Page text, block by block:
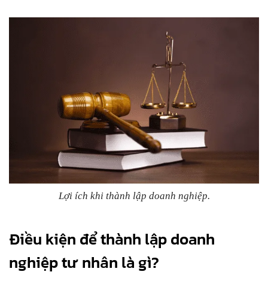
Lợi ích khi thành lập doanh nghiệp.
Điều kiện để thành lập doanh
nghiệp tư nhân là gì?